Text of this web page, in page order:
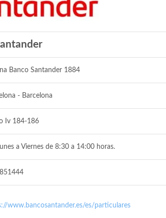
Banco Santander 1884
- Barcelona
Iv 184-186
a Viernes de 8:30 a 14:00 horas.
www.bancosantander.es/es/particulares